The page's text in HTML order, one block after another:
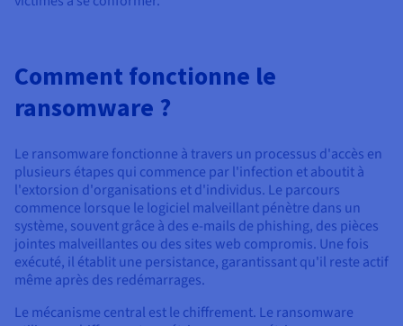
Comment fonctionne le
ransomware ?
Le ransomware fonctionne à travers un processus d'accès en
plusieurs étapes qui commence par l'infection et aboutit à
l'extorsion d'organisations et d'individus. Le parcours
commence lorsque le logiciel malveillant pénètre dans un
système, souvent grâce à des e-mails de phishing, des pièces
jointes malveillantes ou des sites web compromis. Une fois
exécuté, il établit une persistance, garantissant qu'il reste actif
même après des redémarrages.
Le mécanisme central est le chiffrement. Le ransomware